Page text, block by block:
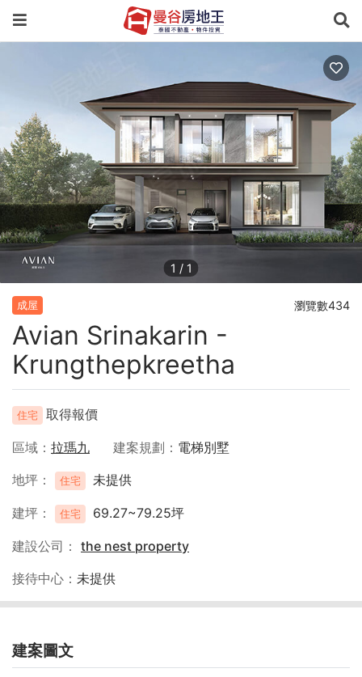
1 / 1
成屋 瀏覽數434
Avian Srinakarin -
Krungthepkreetha
住宅 取得報價
區域 拉瑪九 建案規劃
電梯別墅
地坪
住宅 未提供
建坪 住宅 69.27~79.25坪
建設公司
the nest property
接待中心
未提供
建案圖文